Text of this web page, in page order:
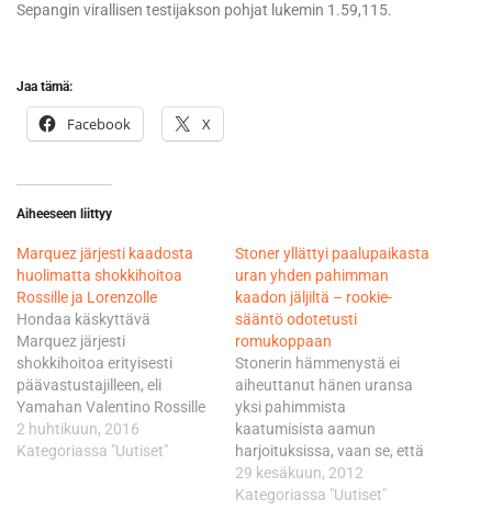
Sepangin virallisen testijakson pohjat lukemin 1.59,115.
Jaa tämä:
Facebook X
Aiheeseen liittyy
Marquez järjesti kaadosta
huolimatta shokkihoitoa
Rossille ja Lorenzolle
Hondaa käskyttävä
Marquez järjesti
shokkihoitoa erityisesti
päävastustajilleen, eli
Yamahan Valentino Rossille
ja Jorge Lorenzolle. Marquez
kukisti aika-ajossa toiseksi
2 huhtikuun, 2016
Kategoriassa "Uutiset"
Stoner yllättyi paalupaikasta
uran yhden pahimman
kaadon jäljiltä – rookie-
sääntö odotetusti
romukoppaan
Stonerin hämmenystä ei
aiheuttanut hänen uransa
yksi pahimmista
kaatumisista aamun
harjoituksissa, vaan se, että
hän kuittasi aika-ajon
trillerimäiset loppuminuutit
29 kesäkuun, 2012
Kategoriassa "Uutiset"